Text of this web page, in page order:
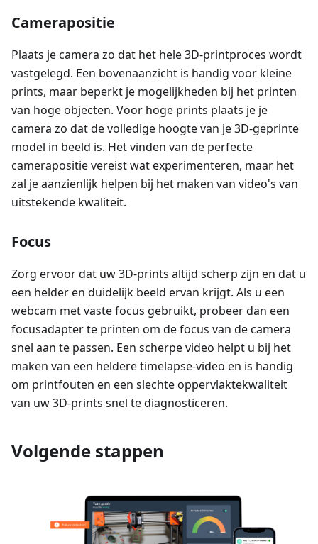
Camerapositie
Plaats je camera zo dat het hele 3D-printproces wordt
vastgelegd. Een bovenaanzicht is handig voor kleine
prints, maar beperkt je mogelijkheden bij het printen
van hoge objecten. Voor hoge prints plaats je je
camera zo dat de volledige hoogte van je 3D-geprinte
model in beeld is. Het vinden van de perfecte
camerapositie vereist wat experimenteren, maar het
zal je aanzienlijk helpen bij het maken van video's van
uitstekende kwaliteit.
Focus
Zorg ervoor dat uw 3D-prints altijd scherp zijn en dat u
een helder en duidelijk beeld ervan krijgt. Als u een
webcam met vaste focus gebruikt, probeer dan een
focusadapter te printen om de focus van de camera
snel aan te passen. Een scherpe video helpt u bij het
maken van een heldere timelapse-video en is handig
om printfouten en een slechte oppervlaktekwaliteit
van uw 3D-prints snel te diagnosticeren.
Volgende stappen